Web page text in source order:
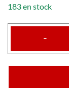
183 en stock
-